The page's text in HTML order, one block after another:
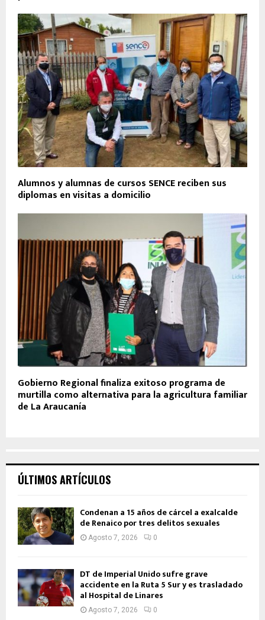
Alumnos y alumnas de cursos SENCE reciben sus
diplomas en visitas a domicilio
Gobierno Regional finaliza exitoso programa de
murtilla como alternativa para la agricultura familiar
de La Araucanía
ÚLTIMOS ARTÍCULOS
Condenan a 15 años de cárcel a exalcalde
de Renaico por tres delitos sexuales
Agosto 7, 2026 0
DT de Imperial Unido sufre grave
accidente en la Ruta 5 Sur y es trasladado
al Hospital de Linares
Agosto 7, 2026 0